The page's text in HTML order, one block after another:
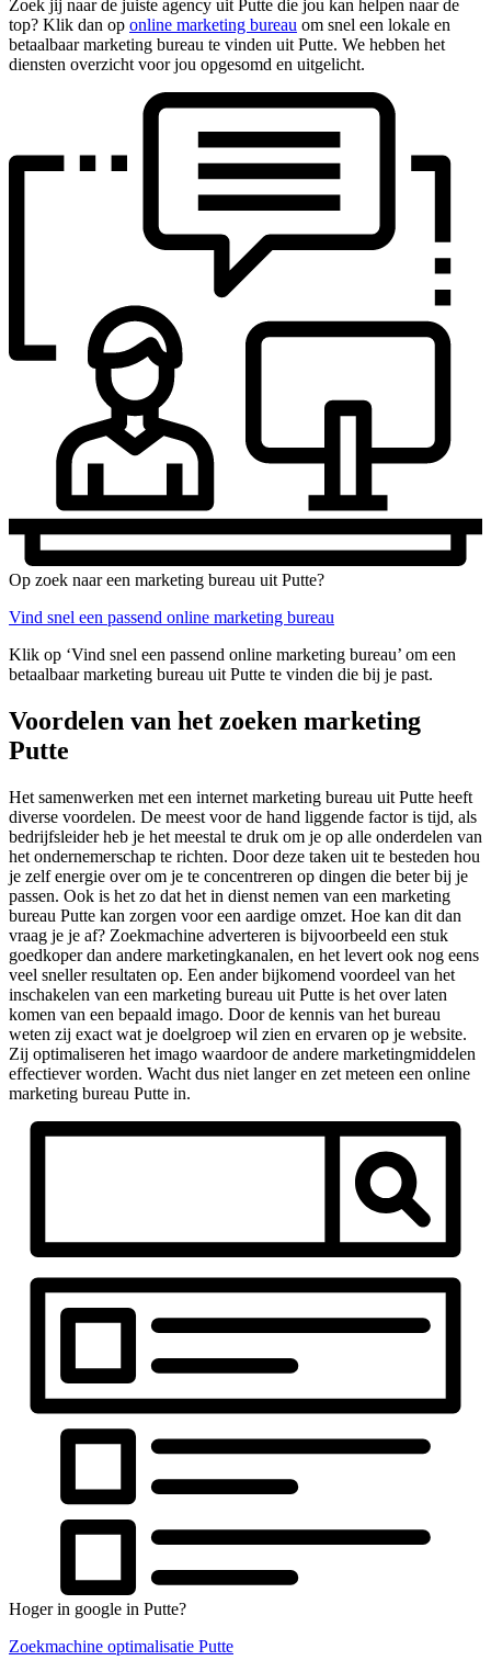
Zoek jij naar de juiste agency uit Putte die jou kan helpen naar de
top? Klik dan op online marketing bureau om snel een lokale en
betaalbaar marketing bureau te vinden uit Putte. We hebben het
diensten overzicht voor jou opgesomd en uitgelicht.
Op zoek naar een marketing bureau uit Putte?
Vind snel een passend online marketing bureau
Klik op ‘Vind snel een passend online marketing bureau’ om een
betaalbaar marketing bureau uit Putte te vinden die bij je past.
Voordelen van het zoeken marketing
Putte
Het samenwerken met een internet marketing bureau uit Putte heeft
diverse voordelen. De meest voor de hand liggende factor is tijd, als
bedrijfsleider heb je het meestal te druk om je op alle onderdelen van
het ondernemerschap te richten. Door deze taken uit te besteden hou
je zelf energie over om je te concentreren op dingen die beter bij je
passen. Ook is het zo dat het in dienst nemen van een marketing
bureau Putte kan zorgen voor een aardige omzet. Hoe kan dit dan
vraag je je af? Zoekmachine adverteren is bijvoorbeeld een stuk
goedkoper dan andere marketingkanalen, en het levert ook nog eens
veel sneller resultaten op. Een ander bijkomend voordeel van het
inschakelen van een marketing bureau uit Putte is het over laten
komen van een bepaald imago. Door de kennis van het bureau
weten zij exact wat je doelgroep wil zien en ervaren op je website.
Zij optimaliseren het imago waardoor de andere marketingmiddelen
effectiever worden. Wacht dus niet langer en zet meteen een online
marketing bureau Putte in.
Hoger in google in Putte?
Zoekmachine optimalisatie Putte